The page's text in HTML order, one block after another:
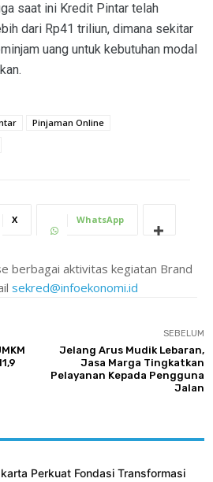
saat ini Kredit Pintar telah
dari Rp41 triliun, dimana sekitar
uang untuk kebutuhan modal
Pinjaman Online
X WhatsApp
berbagai aktivitas kegiatan Brand
sekred@infoekonomi.id
SEBELUM
Jelang Arus Mudik Lebaran,
Jasa Marga Tingkatkan
Pelayanan Kepada Pengguna
Jalan
Perkuat Fondasi Transformasi